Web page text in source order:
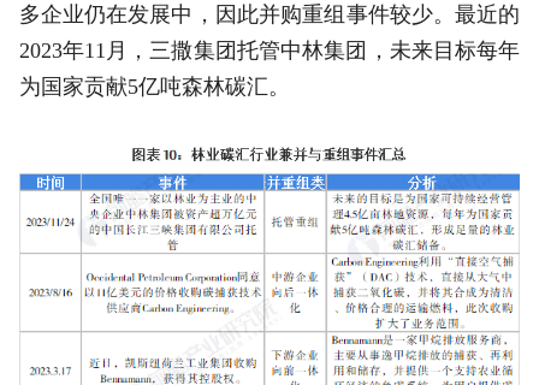
多企业仍在发展中，因此并购重组事件较少。最近的
2023年11月，三撒集团托管中林集团，未来目标每年
为国家贡献5亿吨森林碳汇。